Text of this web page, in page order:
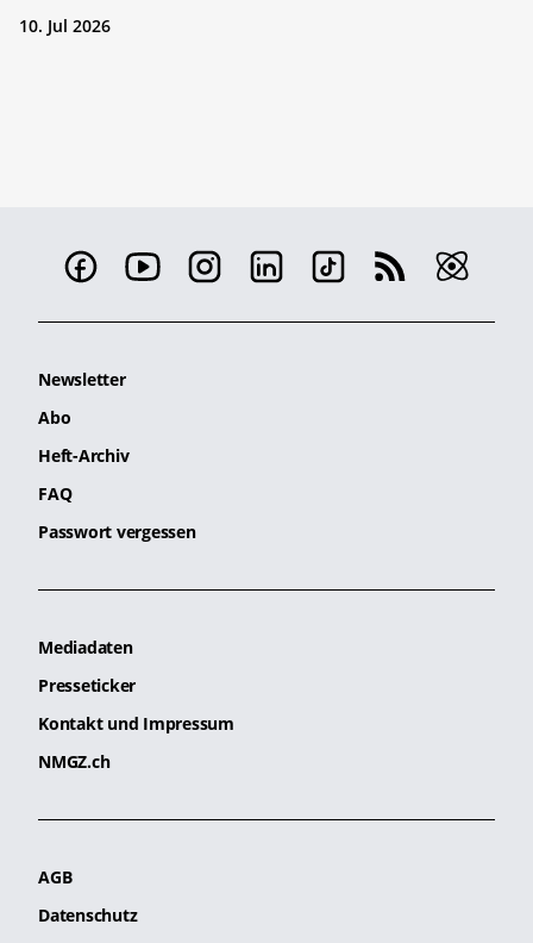
10. Jul 2026
Newsletter
Abo
Heft-Archiv
FAQ
Passwort vergessen
Mediadaten
Presseticker
Kontakt und Impressum
NMGZ.ch
AGB
Datenschutz